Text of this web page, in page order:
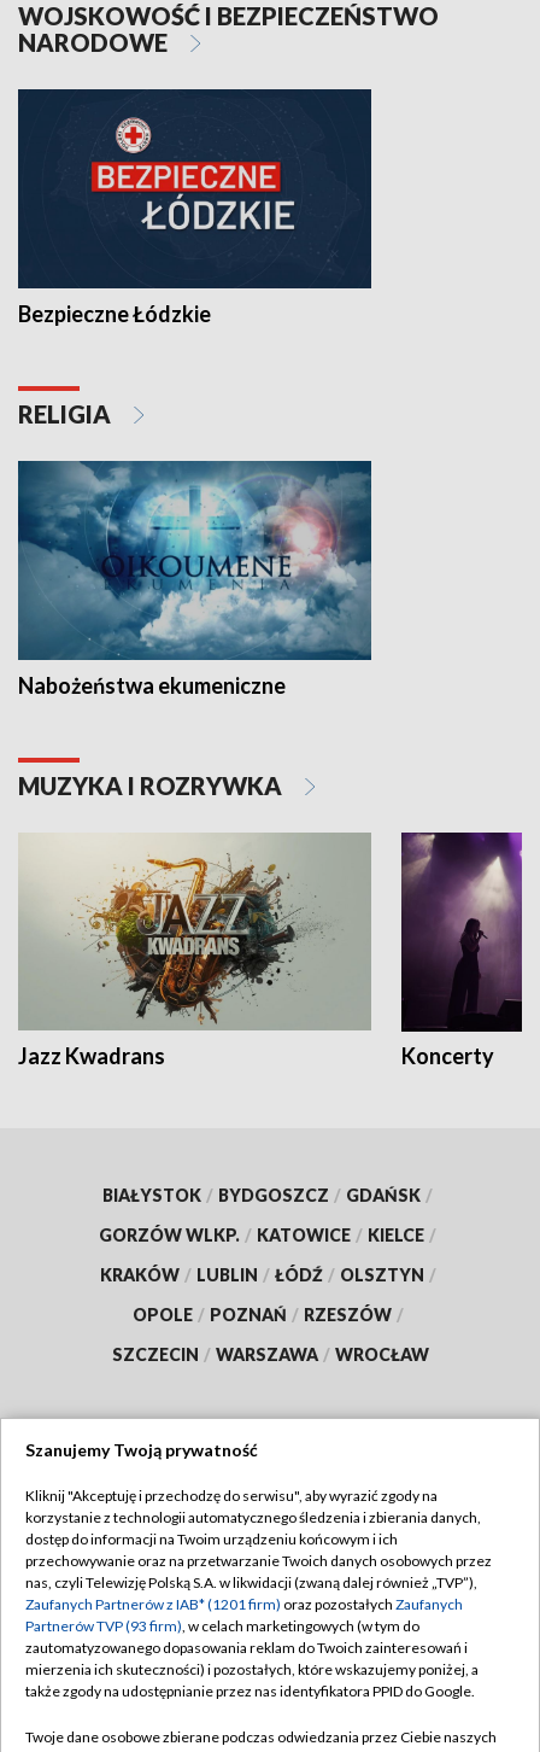
WOJSKOWOŚĆ I BEZPIECZEŃSTWO
NARODOWE
Bezpieczne Łódzkie
RELIGIA
Nabożeństwa ekumeniczne
MUZYKA I ROZRYWKA
Jazz Kwadrans Koncerty
BIAŁYSTOK / BYDGOSZCZ / GDAŃSK /
GORZÓW WLKP. / KATOWICE / KIELCE /
KRAKÓW / LUBLIN / ŁÓDŹ / OLSZTYN /
OPOLE / POZNAŃ / RZESZÓW /
SZCZECIN / WARSZAWA / WROCŁAW
TVP
Abonament TVP
Emisja w TVP
Centrum informacji TVP
Naziemna Telewizja Cyfrowa
Regulamin TVP
Polityka prywatności
Moje zgody
Pomoc
Szanujemy Twoją prywatność
Kliknij "Akceptuję i przechodzę do serwisu", aby wyrazić zgody na
korzystanie z technologii automatycznego śledzenia i zbierania danych,
dostęp do informacji na Twoim urządzeniu końcowym i ich
przechowywanie oraz na przetwarzanie Twoich danych osobowych przez
nas, czyli Telewizję Polską S.A. w likwidacji (zwaną dalej również „TVP”),
Zaufanych Partnerów z IAB* (1201 firm) oraz pozostałych Zaufanych
Partnerów TVP (93 firm), w celach marketingowych (w tym do
zautomatyzowanego dopasowania reklam do Twoich zainteresowań i
mierzenia ich skuteczności) i pozostałych, które wskazujemy poniżej, a
także zgody na udostępnianie przez nas identyfikatora PPID do Google.
Twoje dane osobowe zbierane podczas odwiedzania przez Ciebie naszych